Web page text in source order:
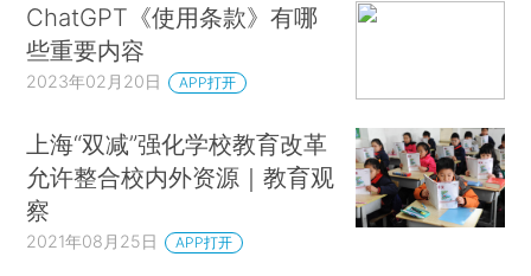
ChatGPT《使用条款》有哪
些重要内容
2023年02月20日 APP打开
上海“双减”强化学校教育改革
允许整合校内外资源｜教育观
察
2021年08月25日 APP打开